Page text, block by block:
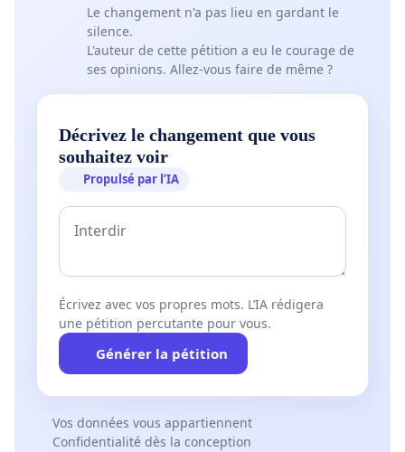
Le changement n'a pas lieu en gardant le
silence.
L'auteur de cette pétition a eu le courage de
ses opinions. Allez-vous faire de même ?
Décrivez le changement que vous
souhaitez voir
Propulsé par l’IA
Écrivez avec vos propres mots. L’IA rédigera
une pétition percutante pour vous.
Générer la pétition
Vos données vous appartiennent
Confidentialité dès la conception